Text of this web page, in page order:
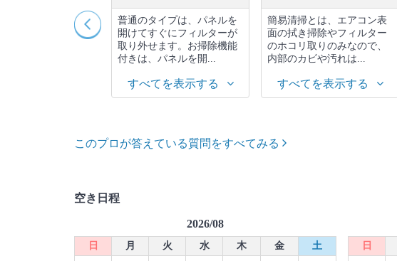
。悩んでいる、迷
という段階でも構
普通のタイプは、パネルを
開けてすぐにフィルターが
取り外せます。お掃除機能
付きは、パネルを開...
すべてを表示する
簡易清掃とは、エアコン表
面の拭き掃除やフィルター
のホコリ取りのみなので、
内部のカビや汚れは...
すべてを表示する
このプロが答えている質問をすべてみる
空き日程
2026/08
日 月 火 水 木 金
土
日